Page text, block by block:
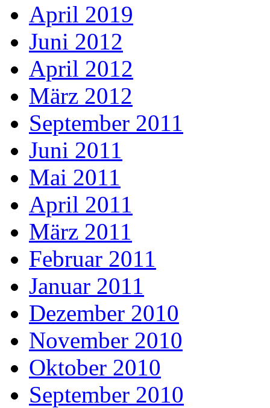
April 2019
Juni 2012
April 2012
März 2012
September 2011
Juni 2011
Mai 2011
April 2011
März 2011
Februar 2011
Januar 2011
Dezember 2010
November 2010
Oktober 2010
September 2010